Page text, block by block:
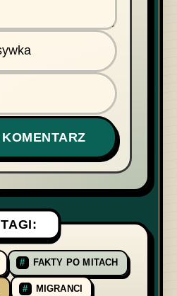
TAGI:
FAKTY PO MITACH
MIGRANCI